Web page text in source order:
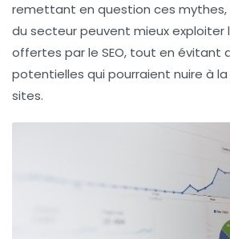
remettant en question ces mythes,
du secteur peuvent mieux exploiter
offertes par le SEO, tout en évitant
potentielles qui pourraient nuire à la
sites.